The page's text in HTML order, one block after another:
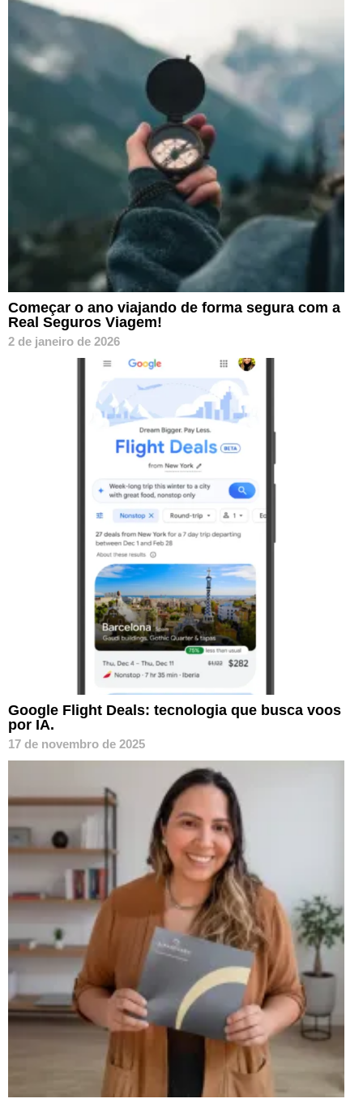
Começar o ano viajando de forma segura com a
Real Seguros Viagem!
2 de janeiro de 2026
Google Flight Deals: tecnologia que busca voos
por IA.
17 de novembro de 2025